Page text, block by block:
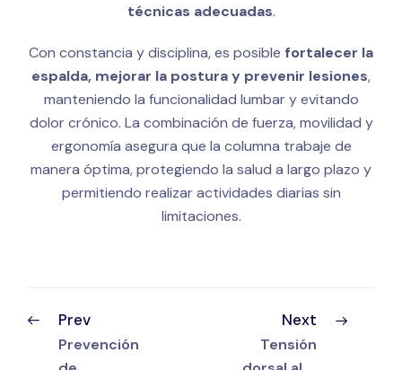
técnicas adecuadas.
Con constancia y disciplina, es posible fortalecer la
espalda, mejorar la postura y prevenir lesiones,
manteniendo la funcionalidad lumbar y evitando
dolor crónico. La combinación de fuerza, movilidad y
ergonomía asegura que la columna trabaje de
manera óptima, protegiendo la salud a largo plazo y
permitiendo realizar actividades diarias sin
limitaciones.
Prev
Prevención
Next
Tensión